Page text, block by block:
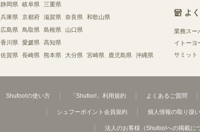
静岡県 岐阜県 三重県
兵庫県 京都府 滋賀県 奈良県 和歌山県
広島県 鳥取県 島根県 山口県
香川県 愛媛県 高知県
佐賀県 長崎県 熊本県 大分県 宮崎県 鹿児島県 沖縄県
よ
業務スー
イトーヨ
サミット
Shufoo!の使い方 「Shufoo!」利用規約 よくあるご質問
シュフーポイント会員規約 個人情報の取り扱
法人のお客様（Shufoo!への掲載に